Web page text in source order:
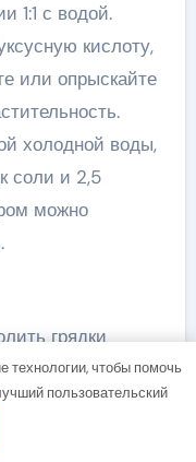
1:1 с водой.
кислоту,
или опрыскайте
холодной воды,
соли и 2,5
можно
грядки
месяц до
спровоцирует
некоторое
технологии, чтобы помочь
пользовательский